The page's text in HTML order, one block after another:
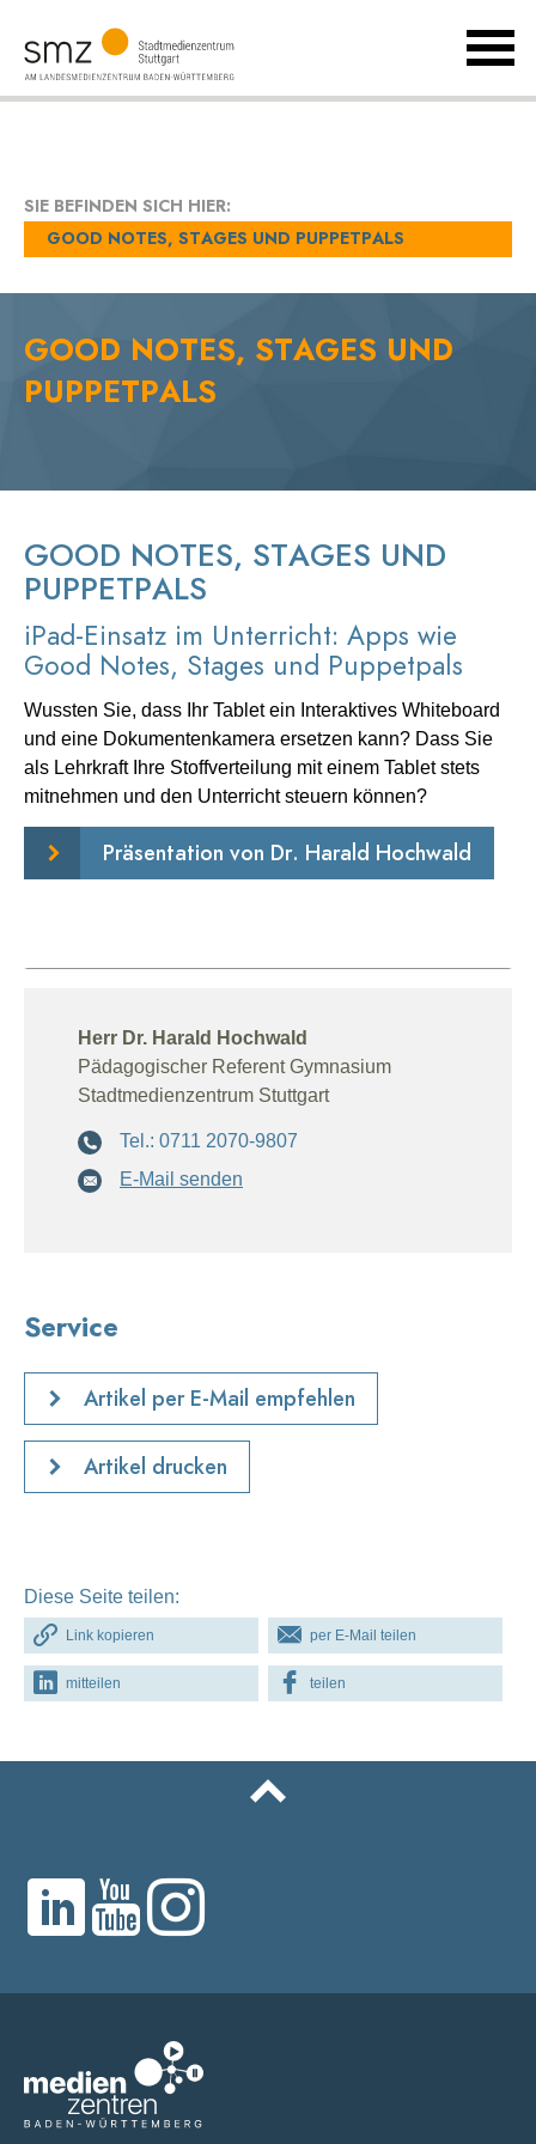
SIE BEFINDEN SICH HIER:
GOOD NOTES, STAGES UND PUPPETPALS
GOOD NOTES, STAGES UND
PUPPETPALS
GOOD NOTES, STAGES UND
PUPPETPALS
iPad-Einsatz im Unterricht: Apps wie
Good Notes, Stages und Puppetpals
Wussten Sie, dass Ihr Tablet ein Interaktives Whiteboard
und eine Dokumentenkamera ersetzen kann? Dass Sie
als Lehrkraft Ihre Stoffverteilung mit einem Tablet stets
mitnehmen und den Unterricht steuern können?
Präsentation von Dr. Harald Hochwald
Herr Dr. Harald Hochwald
Pädagogischer Referent Gymnasium
Stadtmedienzentrum Stuttgart
Tel.: 0711 2070-9807
E-Mail senden
Service
Artikel per E-Mail empfehlen
Artikel drucken
Diese Seite teilen:
Link kopieren per E-Mail teilen
mitteilen teilen